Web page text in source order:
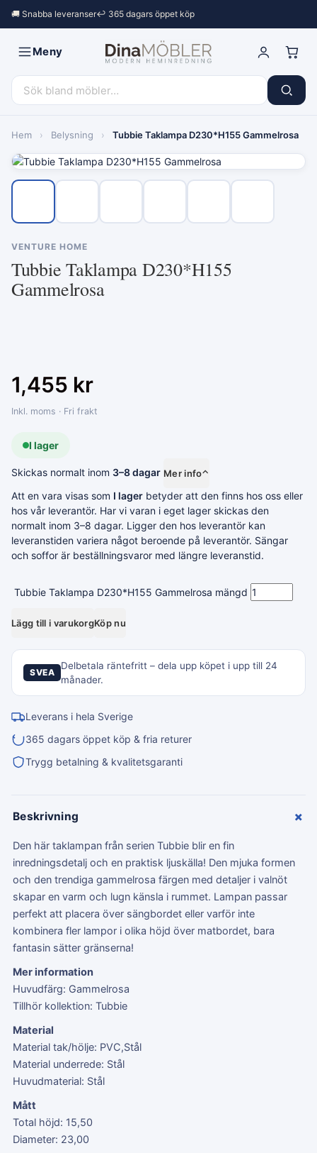
🚚 Snabba leveranser↩︎ 365 dagars öppet köp
Meny
Hem › Belysning › Tubbie Taklampa D230*H155 Gammelrosa
VENTURE HOME
Tubbie Taklampa D230*H155
Gammelrosa
1,455 kr
Inkl. moms · Fri frakt
I lager
Skickas normalt inom 3–8 dagar Mer info⌃
Att en vara visas som I lager betyder att den finns hos oss eller
hos vår leverantör. Har vi varan i eget lager skickas den
normalt inom 3–8 dagar. Ligger den hos leverantör kan
leveranstiden variera något beroende på leverantör. Sängar
och soffor är beställningsvaror med längre leveranstid.
Tubbie Taklampa D230*H155 Gammelrosa mängd
Lägg till i varukorgKöp nu
SVEA
Delbetala räntefritt – dela upp köpet i upp till 24
månader.
Leverans i hela Sverige
365 dagars öppet köp & fria returer
Trygg betalning & kvalitetsgaranti
Beskrivning +
Den här taklampan från serien Tubbie blir en fin
inredningsdetalj och en praktisk ljuskälla! Den mjuka formen
och den trendiga gammelrosa färgen med detaljer i valnöt
skapar en varm och lugn känsla i rummet. Lampan passar
perfekt att placera över sängbordet eller varför inte
kombinera fler lampor i olika höjd över matbordet, bara
fantasin sätter gränserna!
Mer information
Huvudfärg: Gammelrosa
Tillhör kollektion: Tubbie
Material
Material tak/hölje: PVC,Stål
Material underrede: Stål
Huvudmaterial: Stål
Mått
Total höjd: 15,50
Diameter: 23,00